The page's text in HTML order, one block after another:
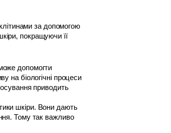
за допомогою
покращуючи її
на біологічні процеси
приводить
шкіри. Вони дають
Тому так важливо